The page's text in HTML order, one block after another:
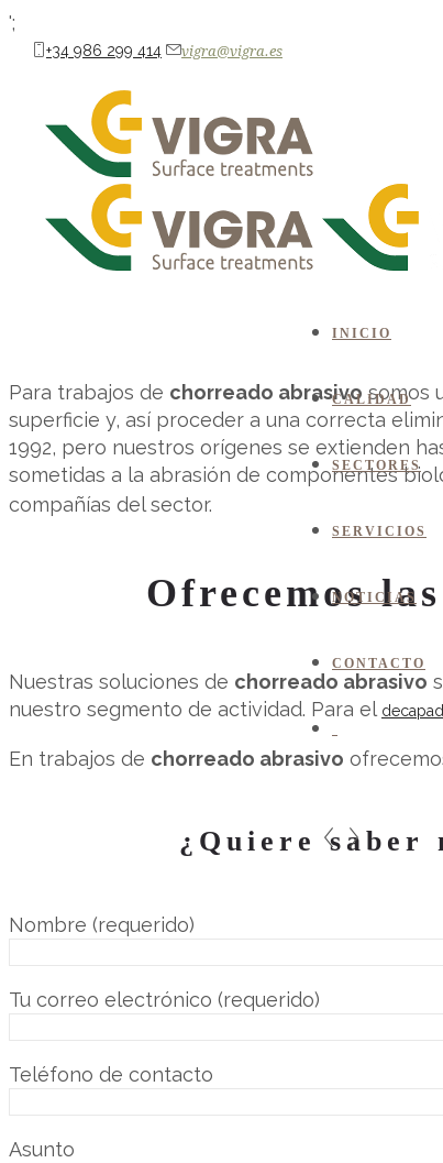
';
+34 986 299 414 vigra@vigra.es
INICIO
CALIDAD
SECTORES
NAÚTICA CONSTRUCCIÓNRESTAURACIÓN & DOMÉSTICO
AUTOMOCIÓN
AGUA
SERVICIOS
NOTICIAS
CONTACTO
Chorreado abrasivo
Para trabajos de chorreado abrasivo somos
superficie y, así proceder a una correcta
1992, pero nuestros orígenes se extienden
sometidas a la abrasión de componentes
compañías del sector.
Ofrecemos
Nuestras soluciones de chorreado abrasivo
nuestro segmento de actividad. Para el
En trabajos de chorreado abrasivo
¿Quiere saber
Nombre (requerido)
Tu correo electrónico (requerido)
Teléfono de contacto
Asunto